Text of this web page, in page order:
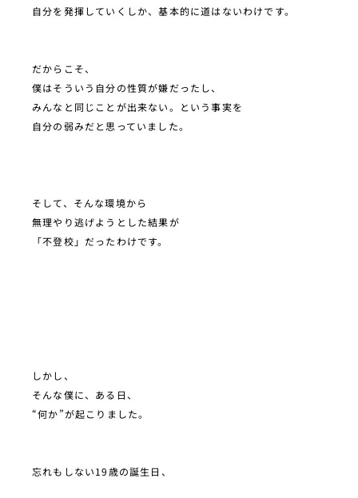
自分を発揮していくしか、基本的に道はないわけです。
だからこそ、
僕はそういう自分の性質が嫌だったし、
みんなと同じことが出来ない。という事実を
自分の弱みだと思っていました。
そして、そんな環境から
無理やり逃げようとした結果が
「不登校」だったわけです。
しかし、
そんな僕に、ある日、
“何か”が起こりました。
忘れもしない19歳の誕生日、